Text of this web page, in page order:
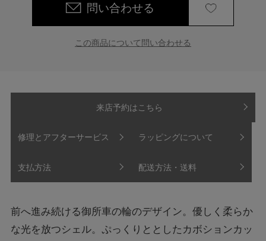
問い合わせる
この商品について問い合わせる
来店予約はこちら
修理とアフターサービス ラッピングについて
支払方法 配送方法・送料
前へ進み続ける御所車の輪のデザイン。優しく柔らか
な光を放つシェル。ぷっくりととしたカボションカッ